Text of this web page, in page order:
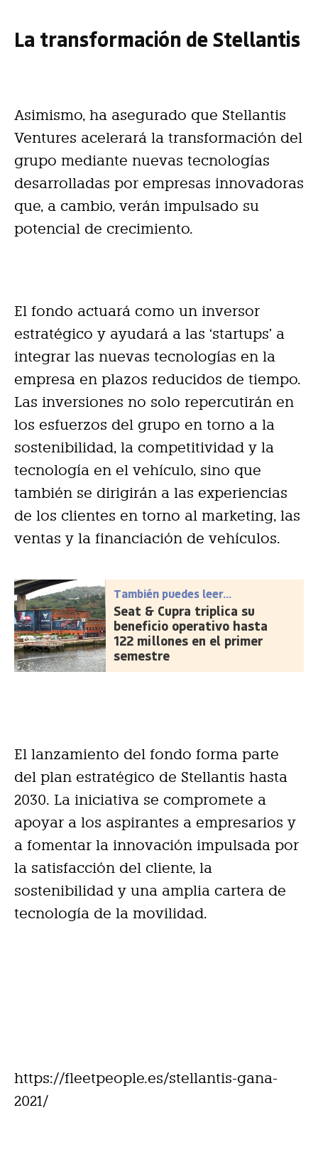
La transformación de Stellantis
Asimismo, ha asegurado que Stellantis
Ventures acelerará la transformación del
grupo mediante nuevas tecnologías
desarrolladas por empresas innovadoras
que, a cambio, verán impulsado su
potencial de crecimiento.
El fondo actuará como un inversor
estratégico y ayudará a las ‘startups’ a
integrar las nuevas tecnologías en la
empresa en plazos reducidos de tiempo.
Las inversiones no solo repercutirán en
los esfuerzos del grupo en torno a la
sostenibilidad, la competitividad y la
tecnología en el vehículo, sino que
también se dirigirán a las experiencias
de los clientes en torno al marketing, las
ventas y la financiación de vehículos.
También puedes leer...
Seat & Cupra triplica su
beneficio operativo hasta
122 millones en el primer
semestre
El lanzamiento del fondo forma parte
del plan estratégico de Stellantis hasta
2030. La iniciativa se compromete a
apoyar a los aspirantes a empresarios y
a fomentar la innovación impulsada por
la satisfacción del cliente, la
sostenibilidad y una amplia cartera de
tecnología de la movilidad.
https://fleetpeople.es/stellantis-gana-
2021/